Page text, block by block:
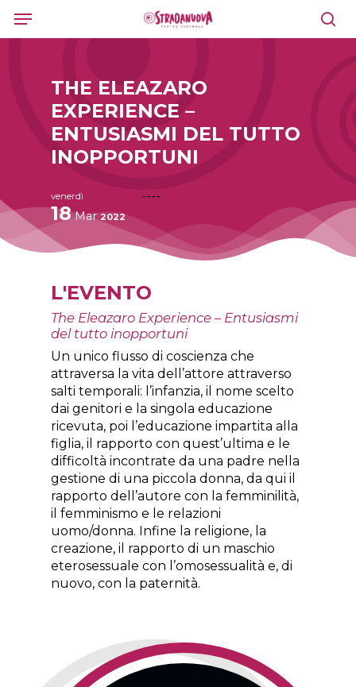
main
Menu
THE ELEAZARO
EXPERIENCE –
ENTUSIASMI DEL TUTTO
INOPPORTUNI
venerdì
18 Mar 2022
----
L'EVENTO
The Eleazaro Experience – Entusiasmi
del tutto inopportuni
Un unico flusso di coscienza che
attraversa la vita dell’attore attraverso
salti temporali: l’infanzia, il nome scelto
dai genitori e la singola educazione
ricevuta, poi l’educazione impartita alla
figlia, il rapporto con quest’ultima e le
difficoltà incontrate da una padre nella
gestione di una piccola donna, da qui il
rapporto dell’autore con la femminilità,
il femminismo e le relazioni
uomo/donna. Infine la religione, la
creazione, il rapporto di un maschio
eterosessuale con l’omosessualità e, di
nuovo, con la paternità.